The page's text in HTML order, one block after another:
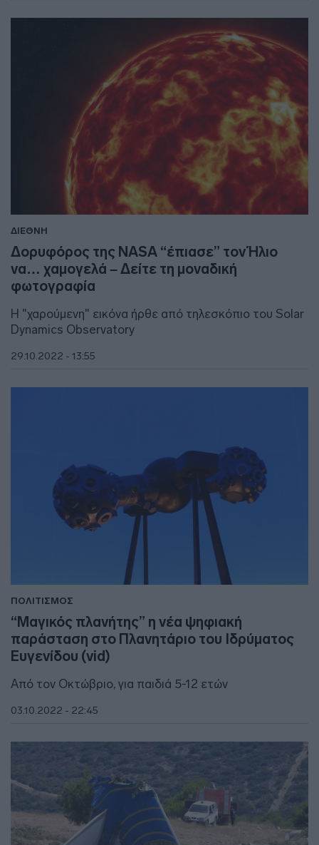
ΔΙΕΘΝΗ
Δορυφόρος της NASA “έπιασε” τον Ήλιο
να… χαμογελά – Δείτε τη μοναδική
φωτογραφία
Η "χαρούμενη" εικόνα ήρθε από τηλεσκόπιο του Solar
Dynamics Observatory
29.10.2022 - 13:55
ΠΟΛΙΤΙΣΜΟΣ
“Μαγικός πλανήτης” η νέα ψηφιακή
παράσταση στο Πλανητάριο του Ιδρύματος
Ευγενίδου (vid)
Από τον Οκτώβριο, για παιδιά 5-12 ετών
03.10.2022 - 22:45